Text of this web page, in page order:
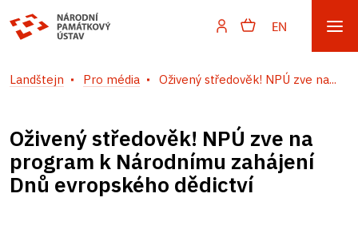
EN
Landštejn Pro média Oživený středověk! NPÚ zve na...
Oživený středověk! NPÚ zve na
program k Národnímu zahájení
Dnů evropského dědictví